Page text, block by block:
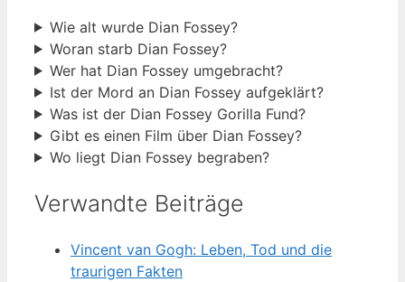
Wie alt wurde Dian Fossey?
Woran starb Dian Fossey?
Wer hat Dian Fossey umgebracht?
Ist der Mord an Dian Fossey aufgeklärt?
Was ist der Dian Fossey Gorilla Fund?
Gibt es einen Film über Dian Fossey?
Wo liegt Dian Fossey begraben?
Verwandte Beiträge
Vincent van Gogh: Leben, Tod und die
traurigen Fakten